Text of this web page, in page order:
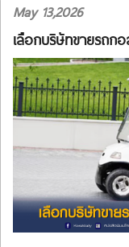
หน้าแรก
หมวดข่าว
เกี่ยวกับเรา
ติดต่อเรา
ร้องทุกข์
May 13,2026
เลือกบริษัทขายรถก